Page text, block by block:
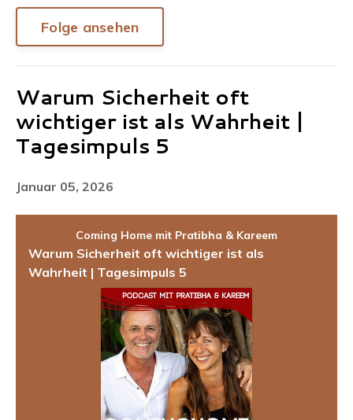
Folge ansehen
Warum Sicherheit oft
wichtiger ist als Wahrheit |
Tagesimpuls 5
Januar 05, 2026